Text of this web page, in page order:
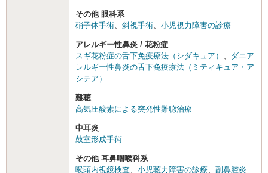
その他 眼科系
硝子体手術
斜視手術 小児視力障害の診療
アレルギー性鼻炎 / 花粉症
スギ花粉症の舌下免疫療法（シダキュア）
ダニア
レルギー性鼻炎の舌下免疫療法（ミティキュア・ア
シテア）
難聴
高気圧酸素による突発性難聴治療
中耳炎
鼓室形成手術
その他 耳鼻咽喉科系
喉頭内視鏡検査
小児聴力障害の診療 副鼻腔炎